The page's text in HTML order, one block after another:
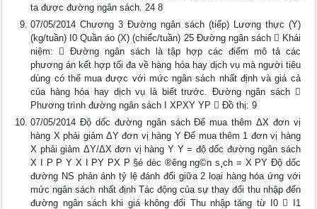
ta được đường ngân sách. 24 8
07/05/2014 Chương 3 Đường ngân sách (tiếp) Lương thực (Y)
(kg/tuần) I0 Quần áo (X) (chiếc/tuần) 25 Đường ngân sách  Khái
niệm:  Đường ngân sách là tập hợp các điểm mô tả các
phương án kết hợp tối đa về hàng hóa hay dịch vụ mà người tiêu
dùng có thể mua được với mức ngân sách nhất định và giá cả
của hàng hóa hay dịch vụ là biết trước. Đường ngân sách 
Phương trình đường ngân sách I XPXY YP  Đồ thị: 9
07/05/2014 Độ dốc đường ngân sách Để mua thêm ΔX đơn vị
hàng X phải giảm ΔY đơn vị hàng Y Để mua thêm 1 đơn vị hàng
X phải giảm ΔY/ΔX đơn vị hàng Y Y = độ dốc đường ngân sách
X I P P Y X I PY PX P §é dèc ®­êng ng©n s¸ch = X PY Độ dốc
đường NS phản ánh tỷ lệ đánh đổi giữa 2 loại hàng hóa ứng với
mức ngân sách nhất định Tác động của sự thay đổi thu nhập đến
đường ngân sách khi giá không đổi Thu nhập tăng từ I0  I1